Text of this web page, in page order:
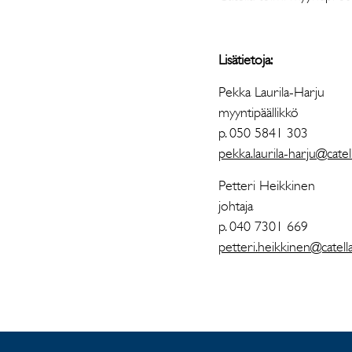
Lisätietoja:
Pekka Laurila-Harju
myyntipäällikkö
p. 050 5841 303
pekka.laurila-
Petteri Heikkinen
johtaja
p. 040 7301 669